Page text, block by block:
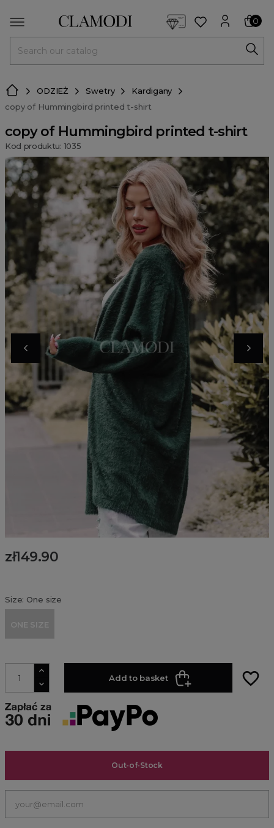
0
ODZIEŻ Swetry
Kardigany
copy of Hummingbird printed t-shirt
copy of Hummingbird printed t-shirt
Kod produktu: 1035
zł149.90
Size: One size
ONE SIZE
Add to basket favorite_border
Out-of-Stock